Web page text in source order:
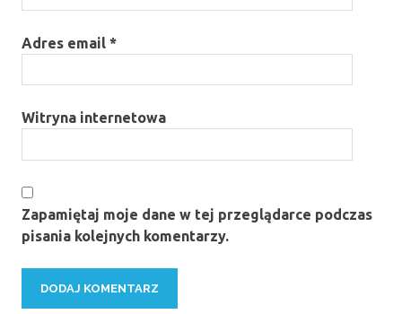
Adres email *
Witryna internetowa
Zapamiętaj moje dane w tej przeglądarce podczas
pisania kolejnych komentarzy.